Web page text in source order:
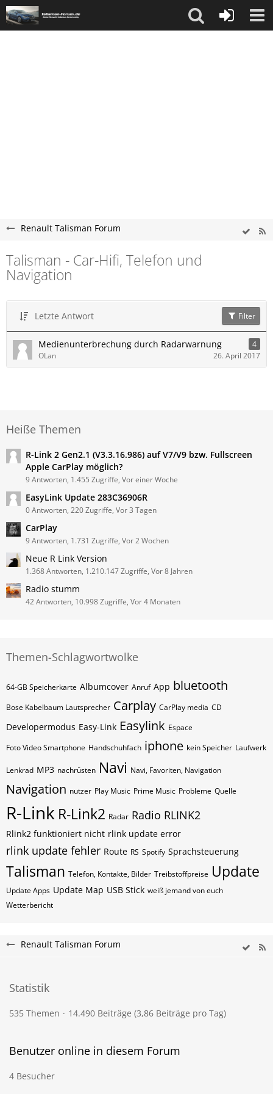
Renault Talisman Forum
Talisman - Car-Hifi, Telefon und
Navigation
Letzte Antwort Filter
Medienunterbrechung durch Radarwarnung
4
OLan
26. April 2017
Heiße Themen
R-Link 2 Gen2.1 (V3.3.16.986) auf V7/V9 bzw. Fullscreen
Apple CarPlay möglich?
9 Antworten, 1.455 Zugriffe, Vor einer Woche
EasyLink Update 283C36906R
0 Antworten, 220 Zugriffe, Vor 3 Tagen
CarPlay
9 Antworten, 1.731 Zugriffe, Vor 2 Wochen
Neue R Link Version
1.368 Antworten, 1.210.147 Zugriffe, Vor 8 Jahren
Radio stumm
42 Antworten, 10.998 Zugriffe, Vor 4 Monaten
Themen-Schlagwortwolke
64-GB Speicherkarte Albumcover Anruf App bluetooth
Bose Kabelbaum Lautsprecher Carplay CarPlay media CD
Developermodus Easy-Link Easylink Espace
Foto Video Smartphone Handschuhfach iphone kein Speicher Laufwerk
Lenkrad MP3 nachrüsten Navi Navi, Favoriten, Navigation
Navigation nutzer Play Music Prime Music Probleme Quelle
R-Link R-Link2 Radar Radio RLINK2
Rlink2 funktioniert nicht rlink update error
rlink update fehler Route RS Spotify Sprachsteuerung
Talisman Telefon, Kontakte, Bilder Treibstoffpreise Update
Update Apps Update Map USB Stick weiß jemand von euch
Wetterbericht
Renault Talisman Forum
Statistik
535 Themen 14.490 Beiträge (3,86 Beiträge pro Tag)
Benutzer online in diesem Forum
4 Besucher